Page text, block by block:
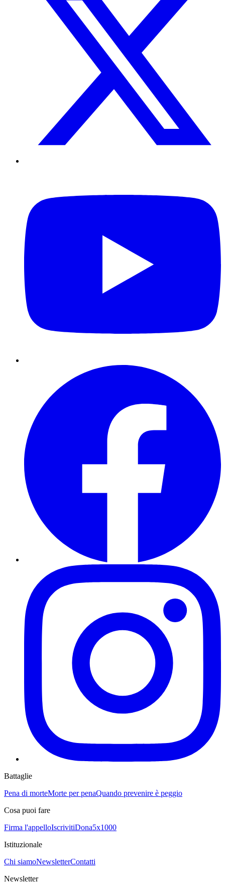
Battaglie
Pena di morteMorte per penaQuando prevenire è peggio
Cosa puoi fare
Firma l'appelloIscrivitiDona5x1000
Istituzionale
Chi siamoNewsletterContatti
Newsletter